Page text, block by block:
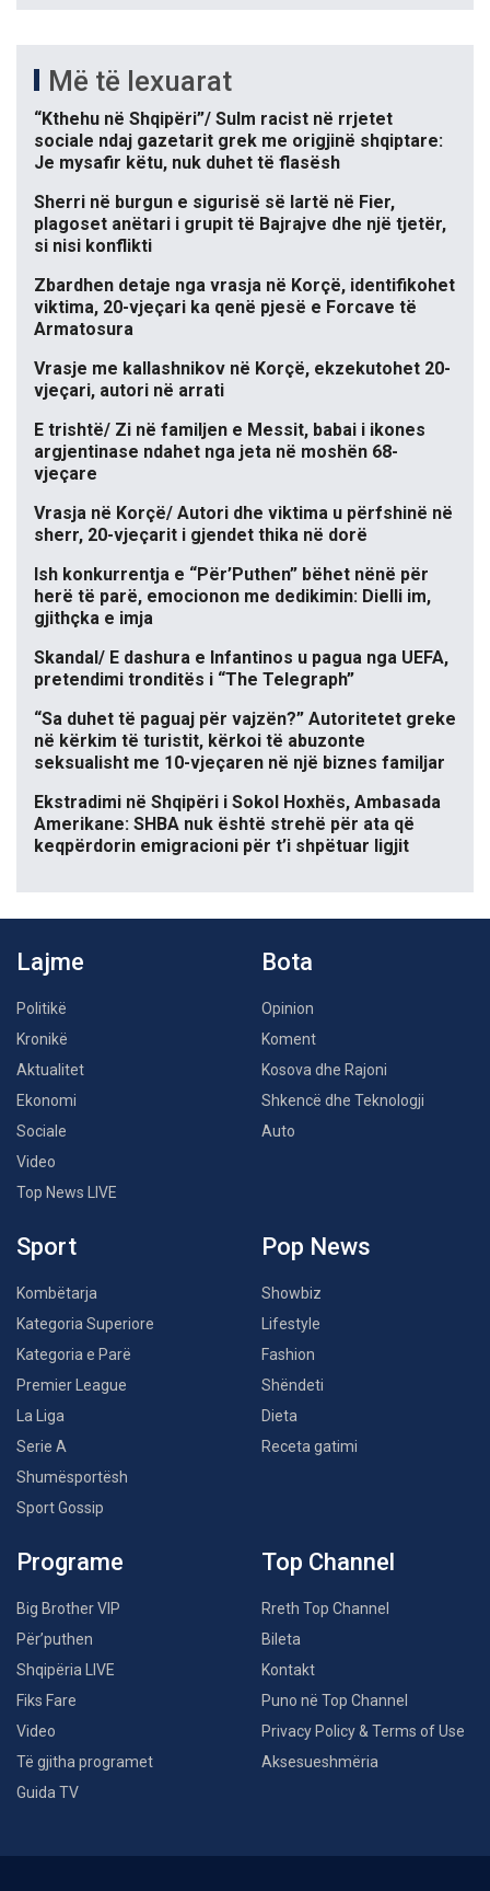
Më të lexuarat
“Kthehu në Shqipëri”/ Sulm racist në rrjetet
sociale ndaj gazetarit grek me origjinë shqiptare:
Je mysafir këtu, nuk duhet të flasësh
Sherri në burgun e sigurisë së lartë në Fier,
plagoset anëtari i grupit të Bajrajve dhe një tjetër,
si nisi konflikti
Zbardhen detaje nga vrasja në Korçë, identifikohet
viktima, 20-vjeçari ka qenë pjesë e Forcave të
Armatosura
Vrasje me kallashnikov në Korçë, ekzekutohet 20-
vjeçari, autori në arrati
E trishtë/ Zi në familjen e Messit, babai i ikones
argjentinase ndahet nga jeta në moshën 68-
vjeçare
Vrasja në Korçë/ Autori dhe viktima u përfshinë në
sherr, 20-vjeçarit i gjendet thika në dorë
Ish konkurrentja e “Për’Puthen” bëhet nënë për
herë të parë, emocionon me dedikimin: Dielli im,
gjithçka e imja
Skandal/ E dashura e Infantinos u pagua nga UEFA,
pretendimi tronditës i “The Telegraph”
“Sa duhet të paguaj për vajzën?” Autoritetet greke
në kërkim të turistit, kërkoi të abuzonte
seksualisht me 10-vjeçaren në një biznes familjar
Ekstradimi në Shqipëri i Sokol Hoxhës, Ambasada
Amerikane: SHBA nuk është strehë për ata që
keqpërdorin emigracioni për t’i shpëtuar ligjit
Lajme
Politikë
Kronikë
Aktualitet
Ekonomi
Sociale
Video
Top News LIVE
Bota
Opinion
Koment
Kosova dhe Rajoni
Shkencë dhe Teknologji
Auto
Sport
Kombëtarja
Kategoria Superiore
Kategoria e Parë
Premier League
La Liga
Serie A
Shumësportësh
Sport Gossip
Pop News
Showbiz
Lifestyle
Fashion
Shëndeti
Dieta
Receta gatimi
Programe
Big Brother VIP
Për’puthen
Shqipëria LIVE
Fiks Fare
Video
Të gjitha programet
Guida TV
Top Channel
Rreth Top Channel
Bileta
Kontakt
Puno në Top Channel
Privacy Policy & Terms of Use
Aksesueshmëria